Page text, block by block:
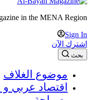
in the MENA Region
Sign In
اشترك الآن
بحث
موضوع الغلاف
اقتصاد عربي